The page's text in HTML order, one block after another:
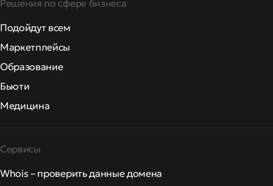
Решения по сфере бизнеса
Подойдут всем
Маркетплейсы
Образование
Бьюти
Медицина
Сервисы
Whois – проверить данные домена